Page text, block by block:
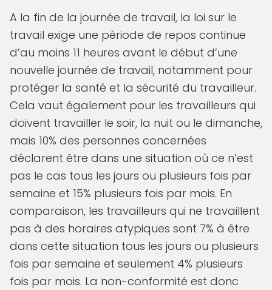
A la fin de la journée de travail, la loi sur le
travail exige une période de repos continue
d’au moins 11 heures avant le début d’une
nouvelle journée de travail, notamment pour
protéger la santé et la sécurité du travailleur.
Cela vaut également pour les travailleurs qui
doivent travailler le soir, la nuit ou le dimanche,
mais 10% des personnes concernées
déclarent être dans une situation où ce n’est
pas le cas tous les jours ou plusieurs fois par
semaine et 15% plusieurs fois par mois. En
comparaison, les travailleurs qui ne travaillent
pas à des horaires atypiques sont 7% à être
dans cette situation tous les jours ou plusieurs
fois par semaine et seulement 4% plusieurs
fois par mois. La non-conformité est donc